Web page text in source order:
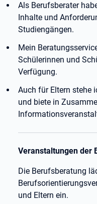
Als Berufsberater
Inhalte und
Studiengängen.
Mein
Schülerinnen und
Verfügung.
Auch für Eltern stehe
und biete in
Veranstaltungen der
Die Berufsberatung
und Eltern ein.